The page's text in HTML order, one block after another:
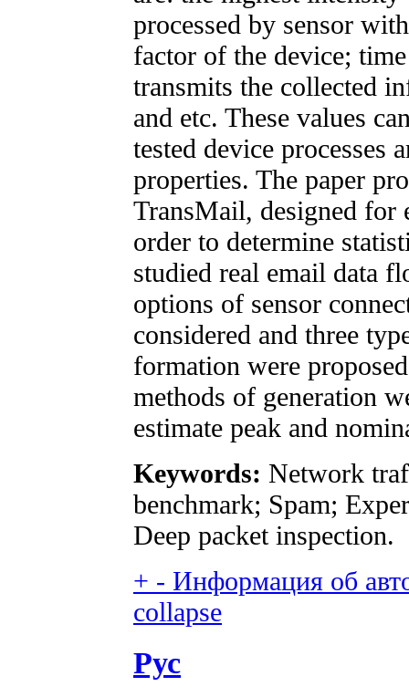
processed by sensor
factor of the device;
transmits the collected
and etc. These values
tested device
properties. The paper
TransMail, designed for
order to determine
studied real email data
options of sensor
considered and three
formation were
methods of generation
estimate peak and
Keywords: Network
benchmark; Spam;
Deep packet inspection.
+ - Информация об
collapse
Рус